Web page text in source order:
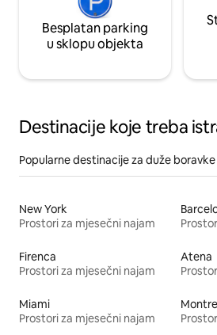
Besplatan parking
u sklopu objekta
Destinacije koje treba
Popularne destinacije za duže boravke
New York
Prostori za mjesečni najam
Firenca
Prostori za mjesečni najam
Atena
Miami
Prostori za mjesečni najam